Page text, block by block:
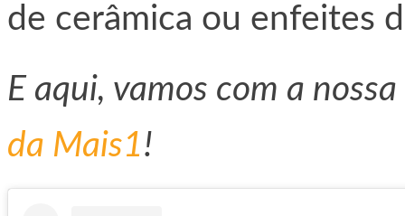
de cerâmica ou enfeites
E aqui, vamos com a
da Mais1!